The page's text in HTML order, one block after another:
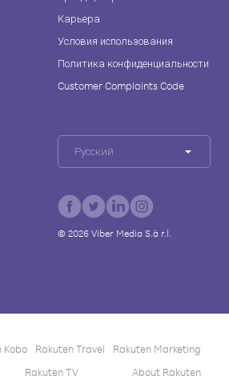
Карьера
Условия использования
Политика конфиденциальности
Customer Complaints Code
Русский
© 2026Viber Media S.à r.l.
Kobo Rakuten Travel
Rakuten Marketing
Rakuten TV About Rakuten